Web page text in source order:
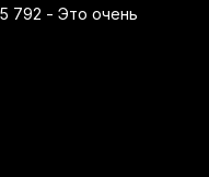
792 - Это очень